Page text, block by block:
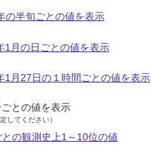
の半旬ごとの値を表示
1月の日ごとの値を表示
1月27日の１時間ごとの値を表示
ごとの値を表示
してください）
の観測史上1～10位の値